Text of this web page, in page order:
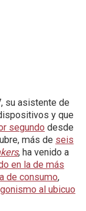
su asistente de
y que
segundo desde
más de seis
, ha venido a
en la de más
de consumo,
al ubicuo